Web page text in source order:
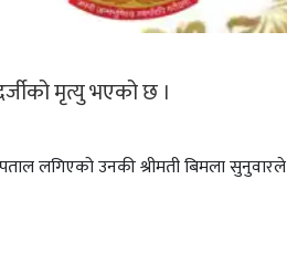
मृत्यु भएको छ ।
लगिएको उनकी श्रीमती बिमला सुनुवारले